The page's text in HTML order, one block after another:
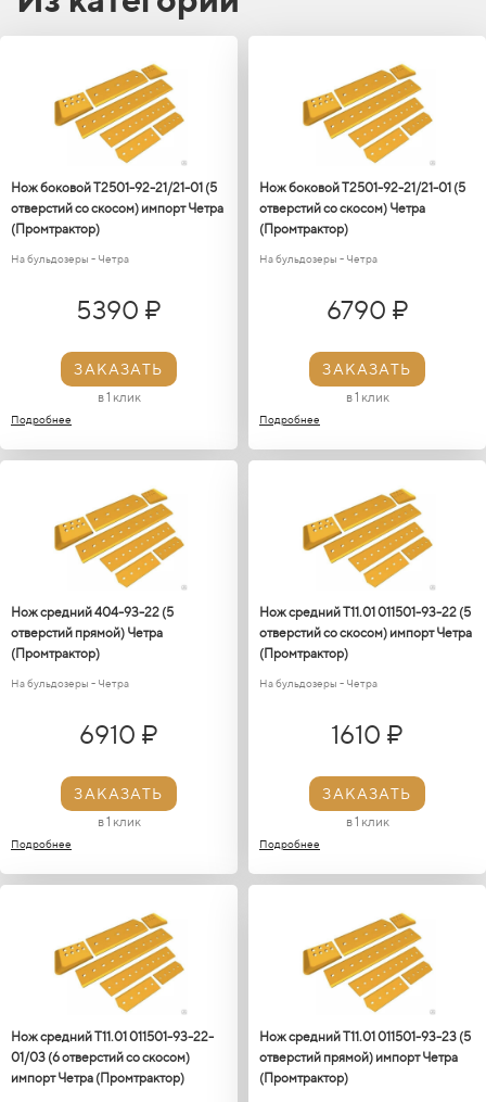
Нож боковой Т2501-92-21/21-01 (5
отверстий со скосом) импорт Четра
(Промтрактор)
На бульдозеры - Четра
5390 ₽
ЗАКАЗАТЬ
в 1 клик
Подробнее
Нож боковой Т2501-92-21/21-01 (5
отверстий со скосом) Четра
(Промтрактор)
На бульдозеры - Четра
6790 ₽
ЗАКАЗАТЬ
в 1 клик
Подробнее
Нож средний 404-93-22 (5
отверстий прямой) Четра
(Промтрактор)
На бульдозеры - Четра
6910 ₽
ЗАКАЗАТЬ
в 1 клик
Подробнее
Нож средний Т11.01 011501-93-22 (5
отверстий со скосом) импорт Четра
(Промтрактор)
На бульдозеры - Четра
1610 ₽
ЗАКАЗАТЬ
в 1 клик
Подробнее
Нож средний Т11.01 011501-93-22-
01/03 (6 отверстий со скосом)
импорт Четра (Промтрактор)
Нож средний Т11.01 011501-93-23 (5
отверстий прямой) импорт Четра
(Промтрактор)